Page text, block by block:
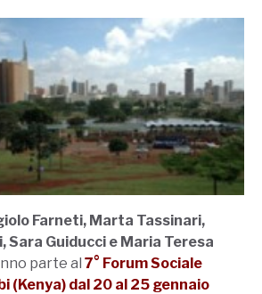
Farneti, Marta Tassinari,
Sara Guiducci e Maria Teresa
parte al 7° Forum Sociale
(Kenya) dal 20 al 25 gennaio